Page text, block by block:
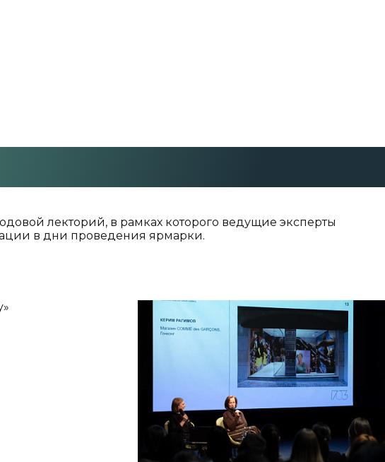
лекторий, в рамках которого ведущие эксперты
в дни проведения ярмарки.